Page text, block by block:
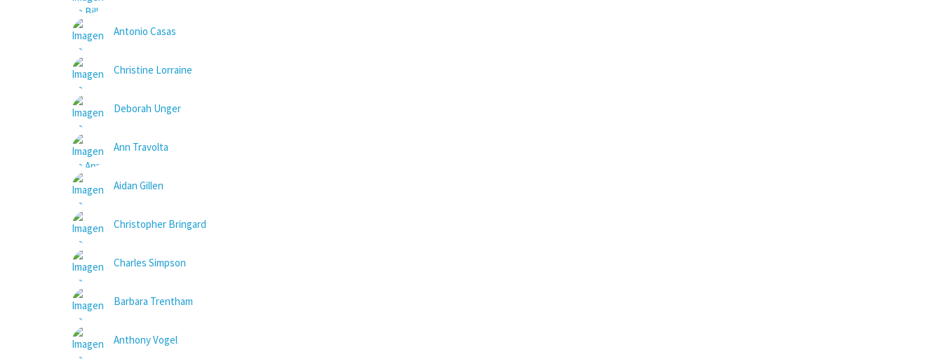
Antonio Casas
Christine Lorraine
Deborah Unger
Ann Travolta
Aidan Gillen
Christopher Bringard
Charles Simpson
Barbara Trentham
Anthony Vogel